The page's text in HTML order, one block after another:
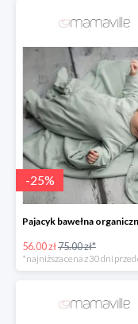
-25%
56.00 zł75.00 zł*